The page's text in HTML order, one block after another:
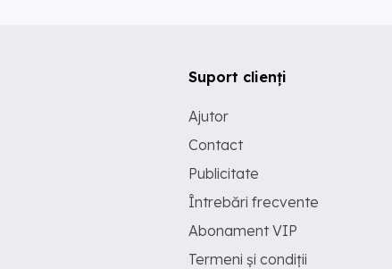
Suport clienți
Ajutor
Contact
Publicitate
Întrebări frecvente
Abonament VIP
Termeni și condiții